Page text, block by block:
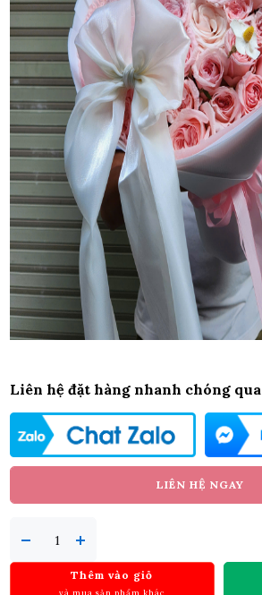
Liên hệ đặt hàng nhanh chóng qua
LIÊN HỆ NGAY
Thêm vào giỏ
và mua sản phẩm khác